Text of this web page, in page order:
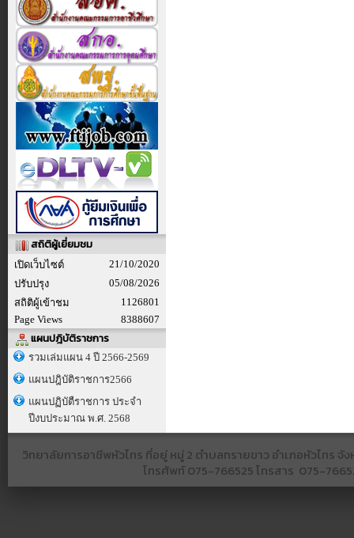
สถิติผู้เยี่ยมชม
เปิดเว็บไซต์
21/10/2020
ปรับปรุง
05/08/2026
สถิติผู้เข้าชม
1126801
Page Views
8388607
แผนปฎิบัติราชการ
รวมเล่มแผน 4 ปี 2566-2569
แผนปฎิบัติราชการ2566
แผนปฏิบัตืราชการ ประจำ
ปีงบประมาณ พ.ศ. 2568
วิทยาลัยการอาชีพหัวไทร ที่อยู่ หมู่ 2 ตำบลทรายขาว อำเภอหัวไทร จั
โทรศัพท์075-766525​ โทรสาร​ 075-